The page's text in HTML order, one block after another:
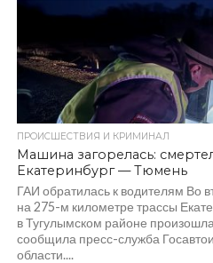
ПРОИСШЕСТВИЯ И КРИМИНАЛ
Машина загорелась:
Екатеринбург — Тюмень
ГАИ обратилась к водителям Во
на 275-м километре трассы
в Тугулымском районе
сообщила пресс-служба
области....